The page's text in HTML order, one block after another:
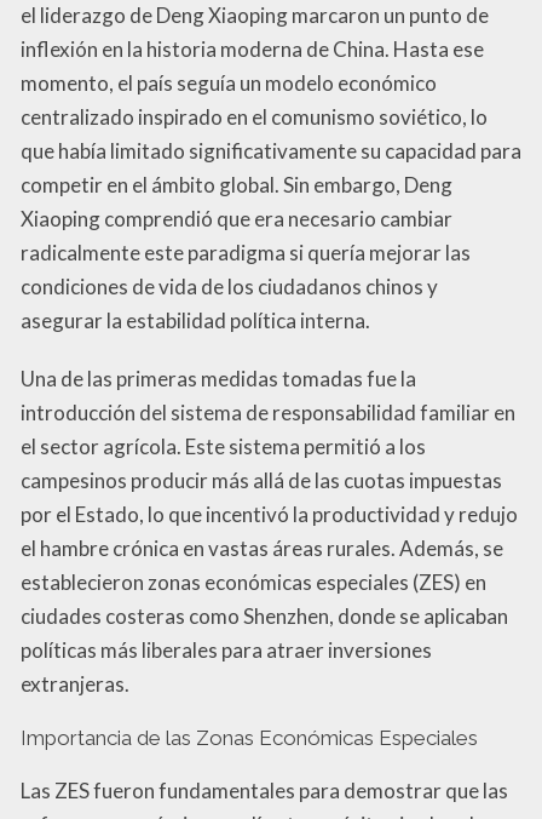
el liderazgo de Deng Xiaoping marcaron un punto de
inflexión en la historia moderna de China. Hasta ese
momento, el país seguía un modelo económico
centralizado inspirado en el comunismo soviético, lo
que había limitado significativamente su capacidad para
competir en el ámbito global. Sin embargo, Deng
Xiaoping comprendió que era necesario cambiar
radicalmente este paradigma si quería mejorar las
condiciones de vida de los ciudadanos chinos y
asegurar la estabilidad política interna.
Una de las primeras medidas tomadas fue la
introducción del sistema de responsabilidad familiar en
el sector agrícola. Este sistema permitió a los
campesinos producir más allá de las cuotas impuestas
por el Estado, lo que incentivó la productividad y redujo
el hambre crónica en vastas áreas rurales. Además, se
establecieron zonas económicas especiales (ZES) en
ciudades costeras como Shenzhen, donde se aplicaban
políticas más liberales para atraer inversiones
extranjeras.
Importancia de las Zonas Económicas Especiales
Las ZES fueron fundamentales para demostrar que las